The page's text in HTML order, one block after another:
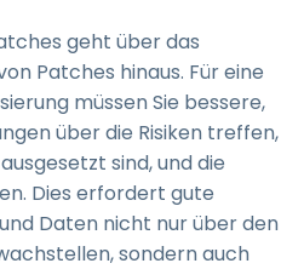
geht über das
Patches hinaus. Für eine
müssen Sie bessere,
über die Risiken treffen,
sind, und die
Dies erfordert gute
Daten nicht nur über den
sondern auch